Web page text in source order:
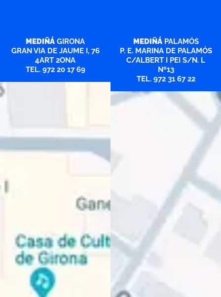
MEDIÑÁ GIRONA
GRAN VIA DE JAUME I, 76
4ART 2ONA
TEL. 972 20 17 69
MEDIÑÁPALAMÓS
P. E. MARINA DE PALAMÓS
C/ALBERT I PEI S/N. L
Nº13
TEL. 972 31 67 22